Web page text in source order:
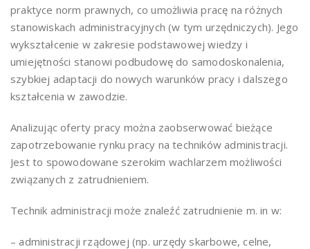
praktyce norm prawnych, co umożliwia pracę na różnych
stanowiskach administracyjnych (w tym urzędniczych). Jego
wykształcenie w zakresie podstawowej wiedzy i
umiejętności stanowi podbudowę do samodoskonalenia,
szybkiej adaptacji do nowych warunków pracy i dalszego
kształcenia w zawodzie.
Analizując oferty pracy można zaobserwować bieżące
zapotrzebowanie rynku pracy na techników administracji.
Jest to spowodowane szerokim wachlarzem możliwości
związanych z zatrudnieniem.
Technik administracji może znaleźć zatrudnienie m. in w:
– administracji rządowej (np. urzędy skarbowe, celne,